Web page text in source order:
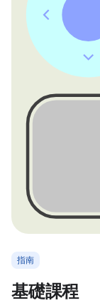
指南
基礎課程